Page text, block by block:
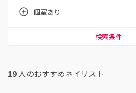
個室あり
検索条件
19 人のおすすめネイリスト